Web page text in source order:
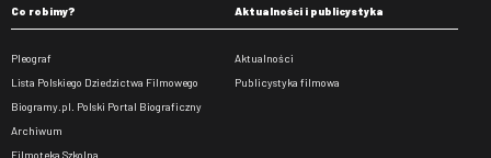
Co robimy?
Pleograf
Lista Polskiego Dziedzictwa Filmowego
Biogramy.pl. Polski Portal Biograficzny
Archiwum
Filmoteka Szkolna
Aktualności i publicystyka
Aktualności
Publicystyka filmowa